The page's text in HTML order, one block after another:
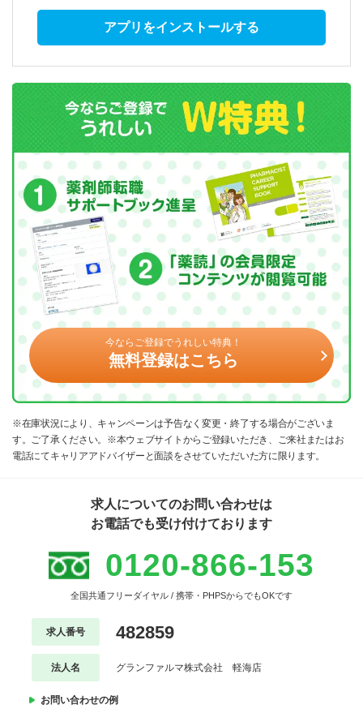
アプリをインストールする
今ならご登録でうれしい特典！
無料登録はこちら
※在庫状況により、キャンペーンは予告なく変更・終了する場合がございま
す。ご了承ください。※本ウェブサイトからご登録いただき、ご来社またはお
電話にてキャリアアドバイザーと面談をさせていただいた方に限ります。
求人についてのお問い合わせは
お電話でも受け付けております
0120-866-153
全国共通フリーダイヤル / 携帯・PHPSからでもOKです
求人番号 482859
法人名 グランファルマ株式会社 軽海店
お問い合わせの例